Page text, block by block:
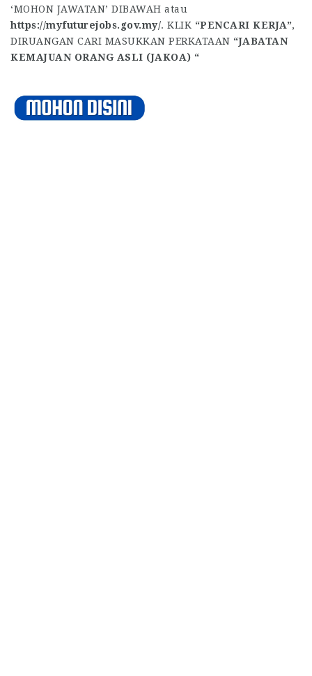
‘MOHON JAWATAN’ DIBAWAH atau
https://myfuturejobs.gov.my/. KLIK “PENCARI KERJA”,
DIRUANGAN CARI MASUKKAN PERKATAAN “JABATAN
KEMAJUAN ORANG ASLI (JAKOA) “